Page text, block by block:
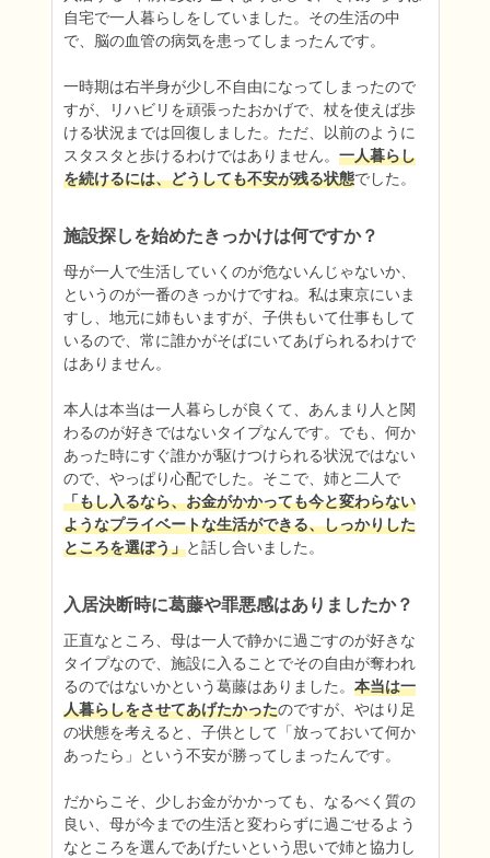
自宅で一人暮らしをしていました。その生活の中
で、脳の血管の病気を患ってしまったんです。
一時期は右半身が少し不自由になってしまったので
すが、リハビリを頑張ったおかげで、杖を使えば歩
ける状況までは回復しました。ただ、以前のように
スタスタと歩けるわけではありません。 一人暮らし
を続けるには、どうしても不安が残る状態でした。
施設探しを始めたきっかけは何ですか？
母が一人で生活していくのが危ないんじゃないか、
というのが一番のきっかけですね。私は東京にいま
すし、地元に姉もいますが、子供もいて仕事もして
いるので、常に誰かがそばにいてあげられるわけで
はありません。
本人は本当は一人暮らしが良くて、あんまり人と関
わるのが好きではないタイプなんです。でも、何か
あった時にすぐ誰かが駆けつけられる状況ではない
ので、やっぱり心配でした。そこで、姉と二人で
「もし入るなら、お金がかかっても今と変わらない
ようなプライベートな生活ができる、しっかりした
ところを選ぼう」と話し合いました。
入居決断時に葛藤や罪悪感はありましたか？
正直なところ、母は一人で静かに過ごすのが好きな
タイプなので、施設に入ることでその自由が奪われ
るのではないかという葛藤はありました。 本当は一
人暮らしをさせてあげたかったのですが、やはり足
の状態を考えると、子供として「放っておいて何か
あったら」という不安が勝ってしまったんです。
だからこそ、少しお金がかかっても、なるべく質の
良い、母が今までの生活と変わらずに過ごせるよう
なところを選んであげたいという思いで姉と協力し